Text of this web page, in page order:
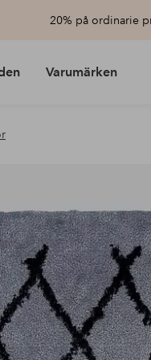
20% på ordinarie
Varumärken